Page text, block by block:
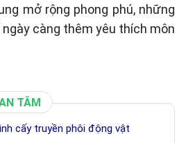
mở rộng phong phú, những
càng thêm yêu thích môn
TÂM
cấy truyền phôi động vật